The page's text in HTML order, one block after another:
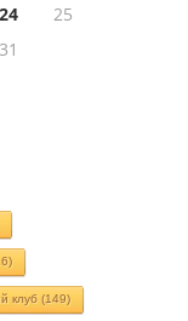
24
25
31
клуб (149)